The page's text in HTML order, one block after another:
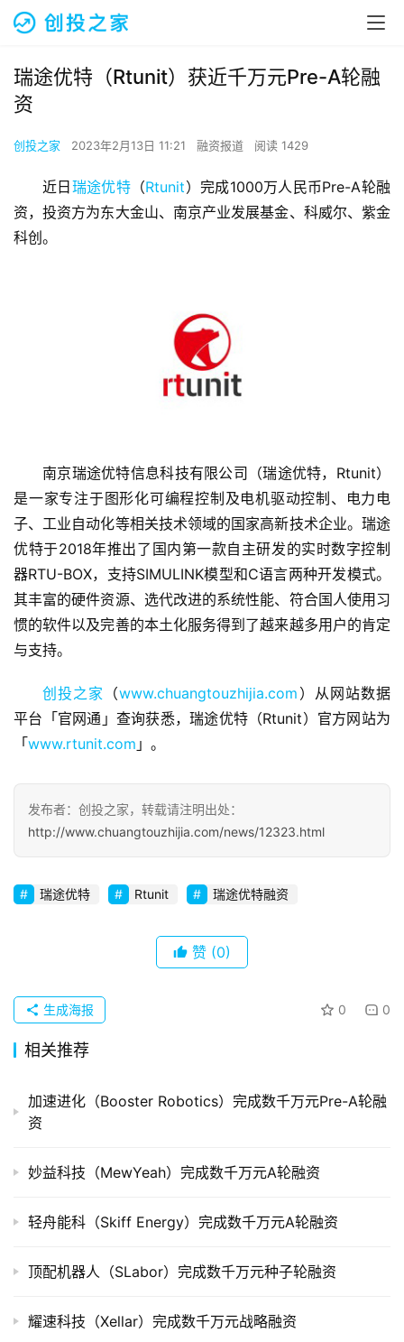
首
页
融
资
商
观
察
企
发
购
重
司
市
创
投
登录
瑞途优特（Rtunit）获近千万元Pre-A轮融
资
创投之家 2023年2月13日 11:21 融资报道 阅读 1429
近日 瑞途优特 （Rtunit）完成1000万人民币Pre-A轮融
资，投资方为东大金山、南京产业发展基金、科威尔、紫金
科创。
南京瑞途优特信息科技有限公司（瑞途优特，Rtunit）
是一家专注于图形化可编程控制及电机驱动控制、电力电
子、工业自动化等相关技术领域的国家高新技术企业。瑞途
优特于2018年推出了国内第一款自主研发的实时数字控制
器RTU-BOX，支持SIMULINK模型和C语言两种开发模式。
其丰富的硬件资源、选代改进的系统性能、符合国人使用习
惯的软件以及完善的本土化服务得到了越来越多用户的肯定
与支持。
创投之家 （www.chuangtouzhijia.com ）从网站数据
平台「官网通」查询获悉，瑞途优特（Rtunit）官方网站为
「www.rtunit.com 」。
发布者：创投之家，转载请注明出处：
http://www.chuangtouzhijia.com/news/12323.html
瑞途优特 Rtunit 瑞途优特融资
赞 (0)
0 0
生成海报
相关推荐
加速进化（Booster Robotics）完成数千万元Pre-A轮融
资
妙益科技（MewYeah）完成数千万元A轮融资
轻舟能科（Skiff Energy）完成数千万元A轮融资
顶配机器人（SLabor）完成数千万元种子轮融资
耀速科技（Xellar）完成数千万元战略融资